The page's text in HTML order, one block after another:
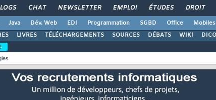
CHAT NEWSLETTER EMPLOI ÉTUDES DROIT
Java Dév. Web EDI Programmation SGBD Office Mobiles
LIVRES TÉLÉCHARGEMENTS SOURCES DÉBATS WIKI DICO